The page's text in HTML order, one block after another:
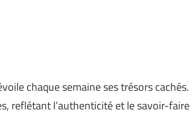
chaque semaine ses trésors cachés.
reflétant l’authenticité et le savoir-faire